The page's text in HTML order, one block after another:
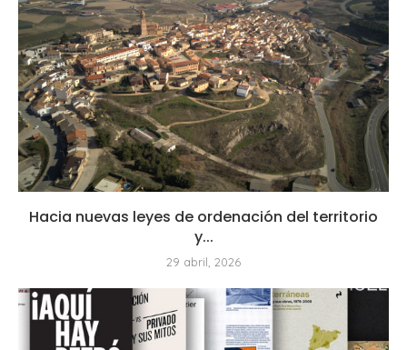
Hacia nuevas leyes de ordenación del territorio
y...
29 abril, 2026